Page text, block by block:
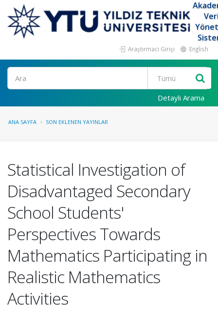
Araştırmacı Girişi English
Ara
Detaylı Arama
ANA SAYFA SON EKLENEN YAYINLAR
Statistical Investigation of
Disadvantaged Secondary
School Students'
Perspectives Towards
Mathematics Participating in
Realistic Mathematics
Activities